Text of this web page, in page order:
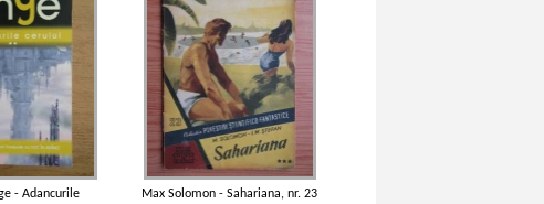
- Adancurile
Max Solomon - Sahariana, nr. 23